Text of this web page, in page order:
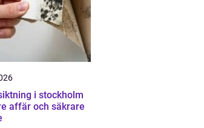
i stockholm
affär och säkrare